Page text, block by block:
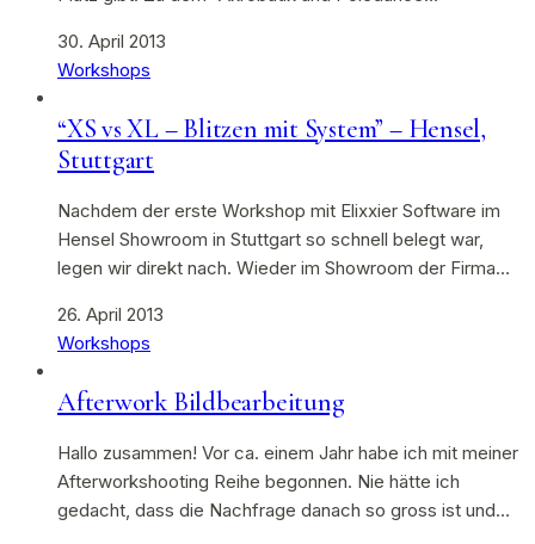
30. April 2013
Workshops
“XS vs XL – Blitzen mit System” – Hensel,
Stuttgart
Nachdem der erste Workshop mit Elixxier Software im
Hensel Showroom in Stuttgart so schnell belegt war,
legen wir direkt nach. Wieder im Showroom der Firma…
26. April 2013
Workshops
Afterwork Bildbearbeitung
Hallo zusammen! Vor ca. einem Jahr habe ich mit meiner
Afterworkshooting Reihe begonnen. Nie hätte ich
gedacht, dass die Nachfrage danach so gross ist und…